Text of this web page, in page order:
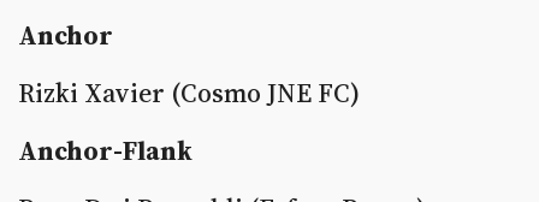
Anchor
Rizki Xavier (Cosmo JNE FC)
Anchor-Flank